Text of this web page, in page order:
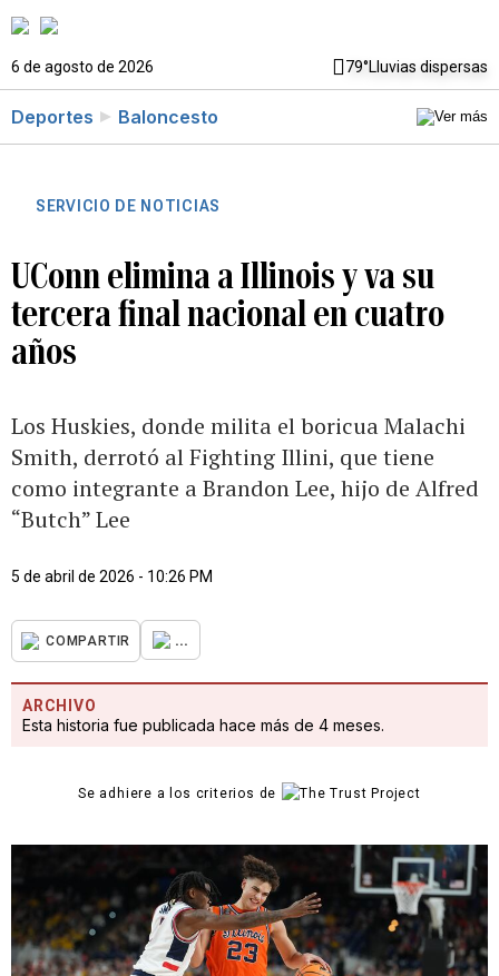
6 de agosto de 2026 79°Lluvias dispersas
Deportes Baloncesto
SERVICIO DE NOTICIAS
UConn elimina a Illinois y va su
tercera final nacional en cuatro
años
Los Huskies, donde milita el boricua Malachi
Smith, derrotó al Fighting Illini, que tiene
como integrante a Brandon Lee, hijo de Alfred
“Butch” Lee
5 de abril de 2026 - 10:26 PM
COMPARTIR ...
ARCHIVO
Esta historia fue publicada hace más de 4 meses.
Se adhiere a los criterios de